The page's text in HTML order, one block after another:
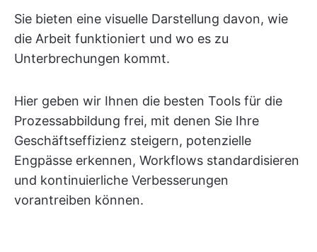
Sie bieten eine visuelle Darstellung davon, wie
die Arbeit funktioniert und wo es zu
Unterbrechungen kommt.
Hier geben wir Ihnen die besten Tools für die
Prozessabbildung frei, mit denen Sie Ihre
Geschäftseffizienz steigern, potenzielle
Engpässe erkennen, Workflows standardisieren
und kontinuierliche Verbesserungen
vorantreiben können.